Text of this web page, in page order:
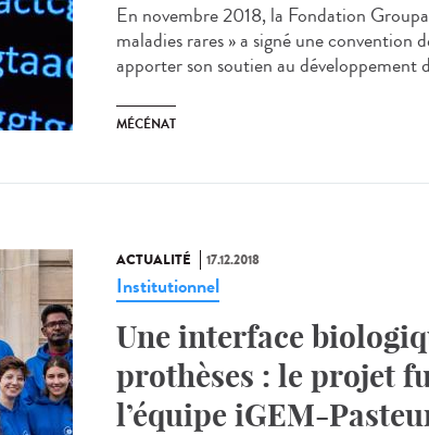
En novembre 2018, la Fondation
maladies rares » a signé une convention
apporter son soutien au développement
MÉCÉNAT
ACTUALITÉ 17.12.2018
Institutionnel
Une interface
prothèses : le projet
l’équipe iGEM-